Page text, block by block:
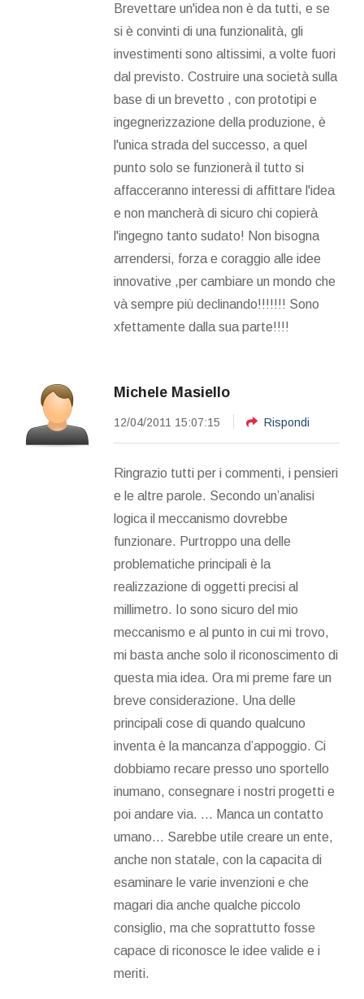
Brevettare un'idea non è da tutti, e se
si è convinti di una funzionalità, gli
investimenti sono altissimi, a volte fuori
dal previsto. Costruire una società sulla
base di un brevetto , con prototipi e
ingegnerizzazione della produzione, è
l'unica strada del successo, a quel
punto solo se funzionerà il tutto si
affacceranno interessi di affittare l'idea
e non mancherà di sicuro chi copierà
l'ingegno tanto sudato! Non bisogna
arrendersi, forza e coraggio alle idee
innovative ,per cambiare un mondo che
và sempre più declinando!!!!!!! Sono
xfettamente dalla sua parte!!!!
Michele Masiello
12/04/2011 15:07:15 Rispondi
Ringrazio tutti per i commenti, i pensieri
e le altre parole. Secondo un’analisi
logica il meccanismo dovrebbe
funzionare. Purtroppo una delle
problematiche principali è la
realizzazione di oggetti precisi al
millimetro. Io sono sicuro del mio
meccanismo e al punto in cui mi trovo,
mi basta anche solo il riconoscimento di
questa mia idea. Ora mi preme fare un
breve considerazione. Una delle
principali cose di quando qualcuno
inventa è la mancanza d’appoggio. Ci
dobbiamo recare presso uno sportello
inumano, consegnare i nostri progetti e
poi andare via. ... Manca un contatto
umano... Sarebbe utile creare un ente,
anche non statale, con la capacita di
esaminare le varie invenzioni e che
magari dia anche qualche piccolo
consiglio, ma che soprattutto fosse
capace di riconosce le idee valide e i
meriti.